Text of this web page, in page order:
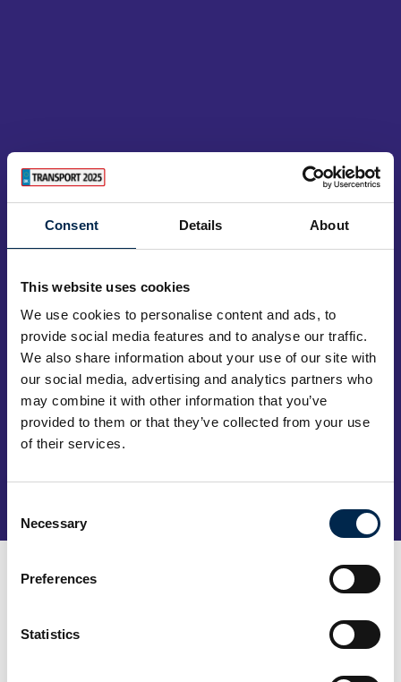
Consent Details About
This website uses cookies
We use cookies to personalise content and ads, to
provide social media features and to analyse our traffic.
We also share information about your use of our site with
our social media, advertising and analytics partners who
may combine it with other information that you’ve
provided to them or that they’ve collected from your use
of their services.
Selection
Necessary
Preferences
Statistics